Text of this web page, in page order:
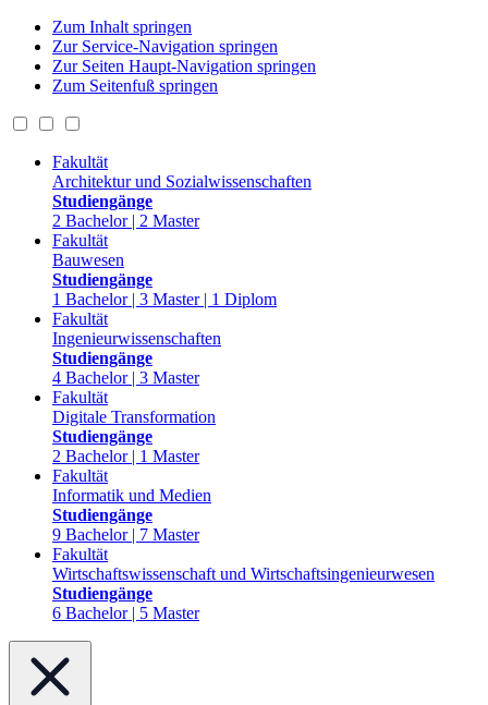
Zum Inhalt springen
Zur Service-Navigation springen
Zur Seiten Haupt-Navigation springen
Zum Seitenfuß springen
Fakultät
Architektur und Sozialwissenschaften
Studiengänge
2 Bachelor | 2 Master
Fakultät
Bauwesen
Studiengänge
1 Bachelor | 3 Master | 1 Diplom
Fakultät
Ingenieurwissenschaften
Studiengänge
4 Bachelor | 3 Master
Fakultät
Digitale Transformation
Studiengänge
2 Bachelor | 1 Master
Fakultät
Informatik und Medien
Studiengänge
9 Bachelor | 7 Master
Fakultät
Wirtschaftswissenschaft und Wirtschaftsingenieurwesen
Studiengänge
6 Bachelor | 5 Master